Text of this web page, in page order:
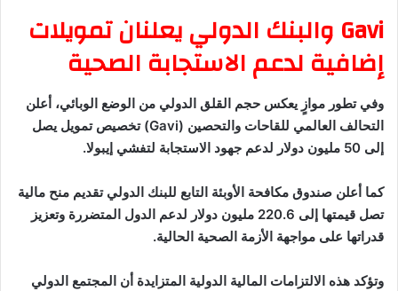
Gavi والبنك الدولي يعلنان تمويلات
إضافية لدعم الاستجابة الصحية
وفي تطور موازٍ يعكس حجم القلق الدولي من الوضع الوبائي، أعلن
التحالف العالمي للقاحات والتحصين (Gavi) تخصيص تمويل يصل
إلى 50 مليون دولار لدعم جهود الاستجابة لتفشي إيبولا.
كما أعلن صندوق مكافحة الأوبئة التابع للبنك الدولي تقديم منح مالية
تصل قيمتها إلى 220.6 مليون دولار لدعم الدول المتضررة وتعزيز
قدراتها على مواجهة الأزمة الصحية الحالية.
وتؤكد هذه الالتزامات المالية الدولية المتزايدة أن المجتمع الدولي